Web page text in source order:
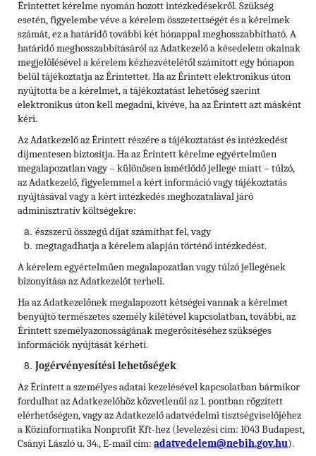
Érintettet kérelme nyomán hozott intézkedésekről. Szükség
esetén, figyelembe véve a kérelem összetettségét és a kérelmek
számát, ez a határidő további két hónappal meghosszabbítható. A
határidő meghosszabbításáról az Adatkezelő a késedelem okainak
megjelölésével a kérelem kézhezvételétől számított egy hónapon
belül tájékoztatja az Érintettet. Ha az Érintett elektronikus úton
nyújtotta be a kérelmet, a tájékoztatást lehetőség szerint
elektronikus úton kell megadni, kivéve, ha az Érintett azt másként
kéri.
Az Adatkezelő az Érintett részére a tájékoztatást és intézkedést
díjmentesen biztosítja. Ha az Érintett kérelme egyértelműen
megalapozatlan vagy – különösen ismétlődő jellege miatt – túlzó,
az Adatkezelő, figyelemmel a kért információ vagy tájékoztatás
nyújtásával vagy a kért intézkedés meghozatalával járó
adminisztratív költségekre:
észszerű összegű díjat számíthat fel, vagy
megtagadhatja a kérelem alapján történő intézkedést.
A kérelem egyértelműen megalapozatlan vagy túlzó jellegének
bizonyítása az Adatkezelőt terheli.
Ha az Adatkezelőnek megalapozott kétségei vannak a kérelmet
benyújtó természetes személy kilétével kapcsolatban, további, az
Érintett személyazonosságának megerősítéséhez szükséges
információk nyújtását kérheti.
Jogérvényesítési lehetőségek
Az Érintett a személyes adatai kezelésével kapcsolatban bármikor
fordulhat az Adatkezelőhöz közvetlenül az 1. pontban rögzített
elérhetőségen, vagy az Adatkezelő adatvédelmi tisztségviselőjéhez
a Közinformatika Nonprofit Kft-hez (levelezési cím: 1043 Budapest,
Csányi László u. 34., E-mail cím: adatvedelem@nebih.gov.hu).